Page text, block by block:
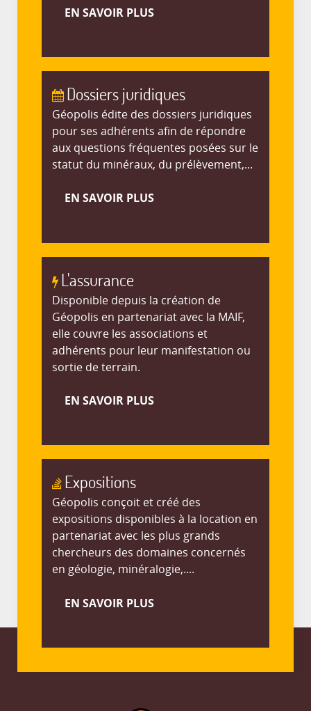
EN SAVOIR PLUS
Dossiers juridiques
Géopolis édite des dossiers juridiques
pour ses adhérents afin de répondre
aux questions fréquentes posées sur le
statut du minéraux, du prélèvement,...
EN SAVOIR PLUS
L'assurance
Disponible depuis la création de
Géopolis en partenariat avec la MAIF,
elle couvre les associations et
adhérents pour leur manifestation ou
sortie de terrain.
EN SAVOIR PLUS
Expositions
Géopolis conçoit et créé des
expositions disponibles à la location en
partenariat avec les plus grands
chercheurs des domaines concernés
en géologie, minéralogie,....
EN SAVOIR PLUS